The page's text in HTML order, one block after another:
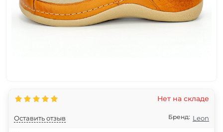
Оставить отзыв
Нет на складе
Бренд: Leon